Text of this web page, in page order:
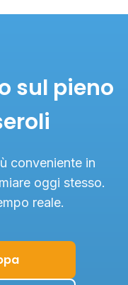
sul pieno
conveniente in
oggi stesso.
reale.